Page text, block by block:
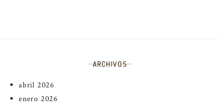
ARCHIVOS
abril 2026
enero 2026